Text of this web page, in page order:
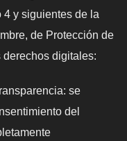
y siguientes de la
de Protección de
digitales:
se
del